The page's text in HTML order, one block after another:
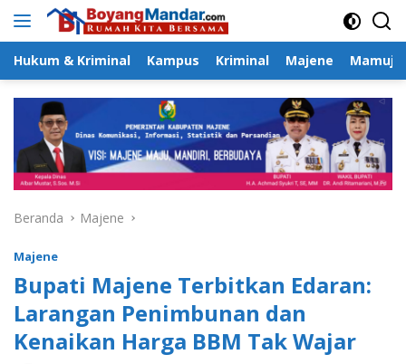
Langsung
Hukum & Kriminal Kampus Kriminal Majene Mamuju
Beranda Majene
Majene
Bupati Majene Terbitkan Edaran:
Larangan Penimbunan dan
Kenaikan Harga BBM Tak Wajar